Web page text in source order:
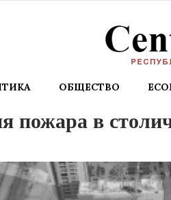
ОБЩЕСТВО
пожара в